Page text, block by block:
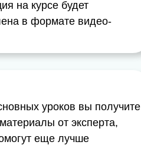
на курсе будет
в формате видео-
уроков вы получите
от эксперта,
еще лучше